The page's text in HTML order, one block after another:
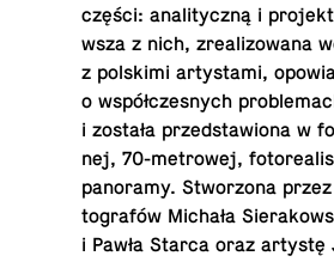
części: anal­i­ty­czną i
wsza z nich, zre­al­i­zowana
z pol­skimi artys­tami,
o współczes­nych
i została przed­staw­iona w
nej, 70-metrowej,
panoramy. Stwor­zona
tografów Michała
i Pawła Starca oraz artystę